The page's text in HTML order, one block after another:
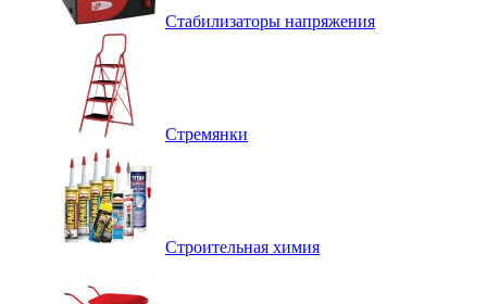
Стабилизаторы напряжения
Стремянки
Строительная химия